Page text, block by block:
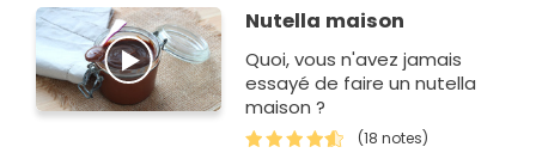
Nutella maison
Quoi, vous n'avez jamais
essayé de faire un nutella
maison ?
(18 notes)